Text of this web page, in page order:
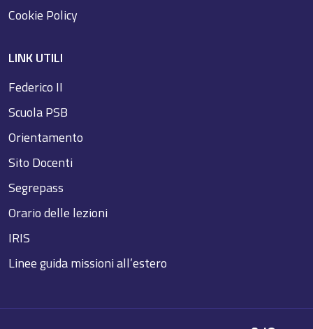
Cookie Policy
LINK UTILI
Federico II
Scuola PSB
Orientamento
Sito Docenti
Segrepass
Orario delle lezioni
IRIS
Linee guida missioni all’estero